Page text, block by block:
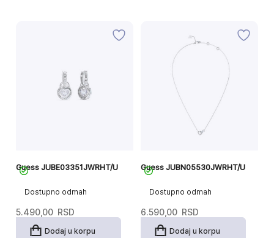
Dostupno odmah
Guess JUBE03351JWRHT/U
5.490,00 RSD
Dodaj u korpu
Dostupno odmah
Guess JUBN05530JWRHT/U
6.590,00 RSD
Dodaj u korpu